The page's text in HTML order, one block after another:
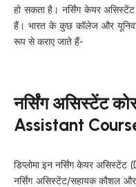
हो सकता है। नर्सिंग केयर
हैं। भारत के कुछ कॉलेज और
रूप से कराए जाते हैं-
नर्सिंग असिस्टेंट
Assistant
डिप्लोमा इन नर्सिंग केयर असिस्टेंट
नर्सिंग असिस्टेंट/सहायक कौशल और